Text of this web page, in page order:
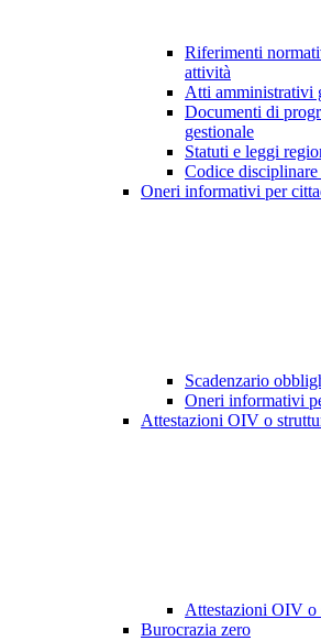
Riferimenti
attività
Atti amministrativi
Documenti di
gestionale
Statuti e leggi
Codice
Oneri informativi per
Scadenzario
Oneri informativi
Attestazioni OIV o
Attestazioni OIV o
Burocrazia zero